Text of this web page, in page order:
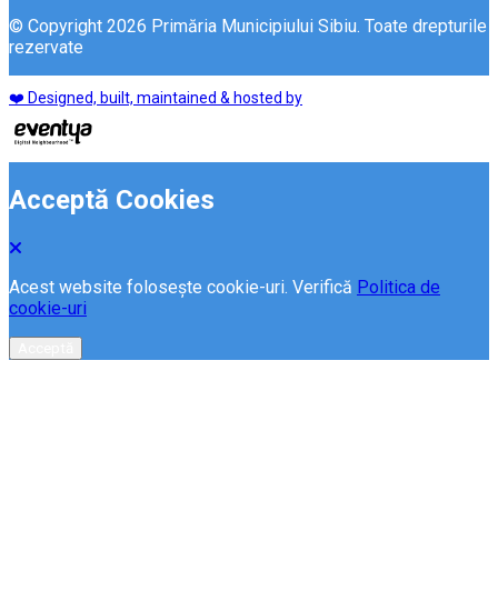
© Copyright 2026 Primăria Municipiului Sibiu. Toate drepturile
rezervate
❤️ Designed, built, maintained & hosted by
Acceptă Cookies
Acest website folosește cookie-uri. Verifică Politica de
cookie-uri